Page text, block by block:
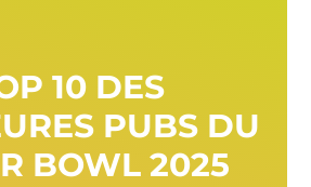
10 DES
PUBS DU
BOWL 2025